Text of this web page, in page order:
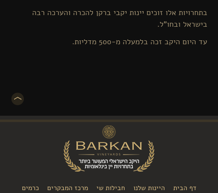
בתחרויות אלו זוכים יינות יקבי ברקן להכרה והערכה רבה
בישראל ובחו"ל.
עד היום היקב זכה בלמעלה מ-500 מדליות.
דף הבית היינות שלנו חבילות שי מרכז המבקרים
כרמים